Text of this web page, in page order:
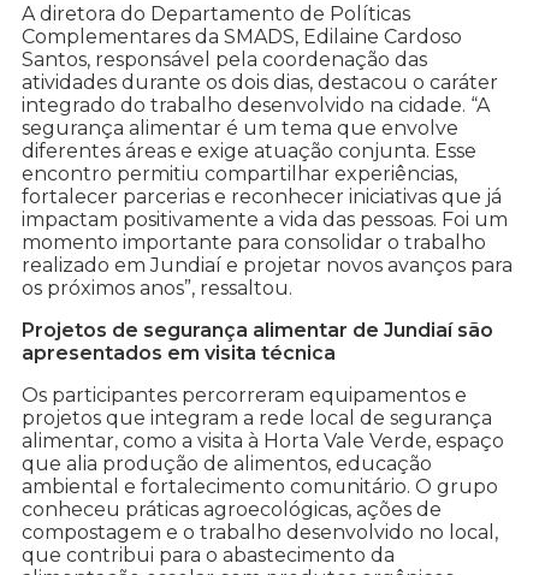
A diretora do Departamento de Políticas
Complementares da SMADS, Edilaine Cardoso
Santos, responsável pela coordenação das
atividades durante os dois dias, destacou o caráter
integrado do trabalho desenvolvido na cidade. “A
segurança alimentar é um tema que envolve
diferentes áreas e exige atuação conjunta. Esse
encontro permitiu compartilhar experiências,
fortalecer parcerias e reconhecer iniciativas que já
impactam positivamente a vida das pessoas. Foi um
momento importante para consolidar o trabalho
realizado em Jundiaí e projetar novos avanços para
os próximos anos”, ressaltou.
Projetos de segurança alimentar de Jundiaí são
apresentados em visita técnica
Os participantes percorreram equipamentos e
projetos que integram a rede local de segurança
alimentar, como a visita à Horta Vale Verde, espaço
que alia produção de alimentos, educação
ambiental e fortalecimento comunitário. O grupo
conheceu práticas agroecológicas, ações de
compostagem e o trabalho desenvolvido no local,
que contribui para o abastecimento da